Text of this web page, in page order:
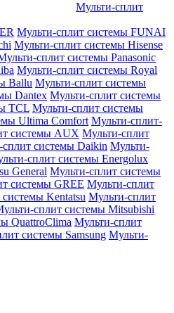
Мульти-сплит
Мульти-сплит системы FUNAI
Мульти-сплит системы Hisense
сплит системы Panasonic
Мульти-сплит системы Royal
Ballu Мульти-сплит системы
Dantex Мульти-сплит системы
TCL Мульти-сплит системы
Ultima Comfort Мульти-сплит-
системы AUX Мульти-сплит
системы Daikin Мульти-
сплит системы Energolux
General Мульти-сплит системы
системы GREE Мульти-сплит
Kentatsu Мульти-сплит
сплит системы Mitsubishi
QuattroClima Мульти-сплит
системы Samsung Мульти-